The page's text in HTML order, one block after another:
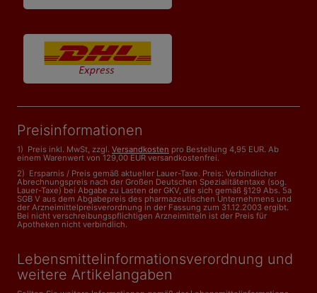
Preisinformationen
1) Preis inkl. MwSt, zzgl. Versandkosten pro Bestellung 4,95 EUR. Ab
einem Warenwert von 129,00 EUR versandkostenfrei.
2) Ersparnis / Preis gemäß aktueller Lauer-Taxe. Preis: Verbindlicher
Abrechnungspreis nach der Großen Deutschen Spezialitätentaxe (sog.
Lauer-Taxe) bei Abgabe zu Lasten der GKV, die sich gemäß §129 Abs. 5a
SGB V aus dem Abgabepreis des pharmazeutischen Unternehmens und
der Arzneimittelpreisverordnung in der Fassung zum 31.12.2003 ergibt.
Bei nicht verschreibungspflichtigen Arzneimitteln ist der Preis für
Apotheken nicht verbindlich.
Lebensmittelinformations­verordnung und
weitere Artikelangaben